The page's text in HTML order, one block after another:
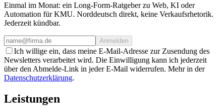
Einmal im Monat: ein Long-Form-Ratgeber zu Web, KI oder
Automation für KMU. Norddeutsch direkt, keine Verkaufsrhetorik.
Jederzeit kündbar.
Anmelden
Ich willige ein, dass meine E-Mail-Adresse zur Zusendung des
Newsletters verarbeitet wird. Die Einwilligung kann ich jederzeit
über den Abmelde-Link in jeder E-Mail widerrufen. Mehr in der
Datenschutzerklärung.
Leistungen